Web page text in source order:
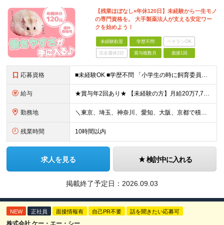
【残業ほぼなし×年休120日】未経験から一生モノ
の専門資格を。 大手製薬法人が支える安定ワー
クを始めよう！
未経験歓迎 学歴不問 ベテランOK
完全週休2日 賞与複数月 面接1回
応募資格 ■未経験OK ■学歴不問 「小学生の時に飼育委員だった！」 なんて方もお待ちしております♪ ※ご自宅でのペット飼育について※ ご自宅でげっ歯類・ウサギのペット飼育を禁止しております。当社業務では清
給与 ★賞与年2回あり★ 【未経験の方】月給20万7,750円～＋賞与年2回＋残業代全額支給＋交通費支給 【生物系大卒の方】月給21万3,750円～＋賞与年2回＋残業代全額支給＋交通費支給 ★手当が充実
勤務地 ＼東京、埼玉、神奈川、愛知、大阪、京都で積極採用中！／ ・東京都：品川区 ・埼玉県：和光市 ・神奈川県：横浜市戸塚区、藤沢市 ・茨城県：つくば市 Lマイカー通勤OK！ ・愛知県：犬山市
残業時間 10時間以内
求人を見る 検討中に入れる
掲載終了予定日： 2026.09.03
NEW 正社員 面接情報有 自己PR不要 話を聞きたい応募可
株式会社 ケー・エー・シー